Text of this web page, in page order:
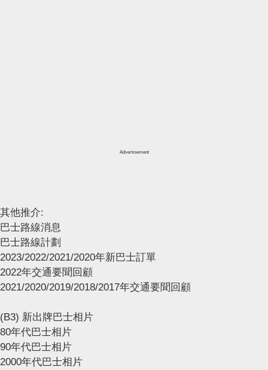
Advertisement
其他推介:
巴士路線消息
巴士路線計劃
2023/2022/2021/2020年新巴士訂單
2022年交通要聞回顧
2021/2020/2019/2018/2017年交通要聞回顧
(B3) 新出牌巴士相片
80年代巴士相片
90年代巴士相片
2000年代巴士相片